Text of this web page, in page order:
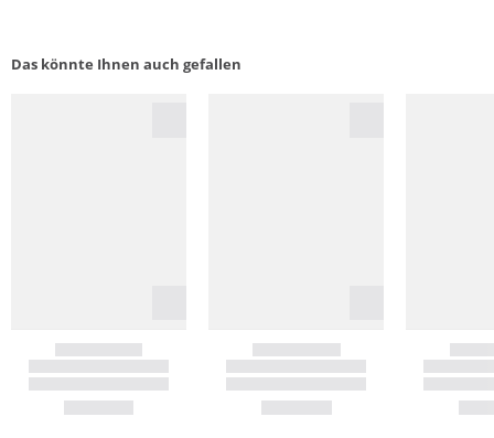
Das könnte Ihnen auch gefallen